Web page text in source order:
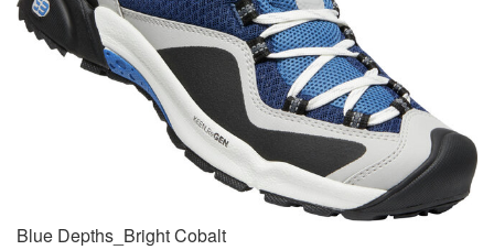
Blue Depths_Bright Cobalt